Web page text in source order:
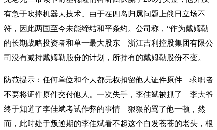
有急于吹捧机器人技术。由于在四岛归属问题上俄日立场不
符，因此两国至今未能缔结和平条约。公司称，“作为戴姆勒
的长期战略投资者和单一最大股东，浙江吉利控股集团有限公
司没有减持戴姆勒股份的计划，所持有的戴姆勒股份不变。
防范提示：任何单位和个人都无权扣留他人证件原件，求职者
不要将证件原件交付他人。一次失手，李佳斌被抓了，李大爷
终于知道了李佳斌考试作弊的事情，狠狠的骂了他一顿，然
而，此时处于叛逆期的李佳斌看不起这个白发苍苍的老头，根